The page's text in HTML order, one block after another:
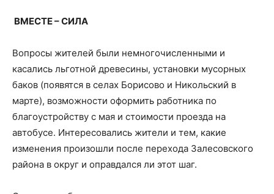
ВМЕСТЕ – СИЛА
Вопросы жителей были немногочисленными и
касались льготной древесины, установки мусорных
баков (появятся в селах Борисово и Никольский в
марте), возможности оформить работника по
благоустройству с мая и стоимости проезда на
автобусе. Интересовались жители и тем, какие
изменения произошли после перехода Залесовского
района в округ и оправдался ли этот шаг.